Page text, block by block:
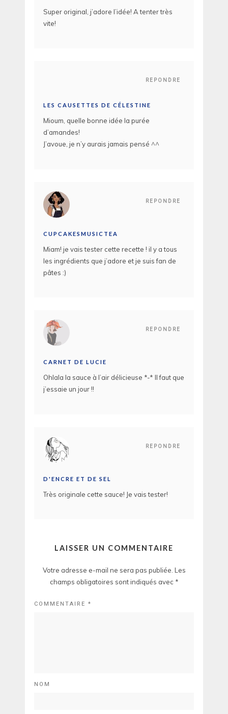
Super original, j’adore l’idée! A tenter très
vite!
REPONDRE
LES CAUSETTES DE CÉLESTINE
Mioum, quelle bonne idée la purée
d’amandes!
J’avoue, je n’y aurais jamais pensé ^^
REPONDRE
CUPCAKESMUSICTEA
Miam! je vais tester cette recette ! il y a tous
les ingrédients que j’adore et je suis fan de
pâtes :)
REPONDRE
CARNET DE LUCIE
Ohlala la sauce à l’air délicieuse *-* Il faut que
j’essaie un jour !!
REPONDRE
D'ENCRE ET DE SEL
Très originale cette sauce! Je vais tester!
LAISSER UN COMMENTAIRE
Votre adresse e-mail ne sera pas publiée. Les
champs obligatoires sont indiqués avec *
COMMENTAIRE *
NOM